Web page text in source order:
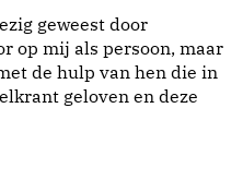
geweest door
op mij als persoon, maar
de hulp van hen die in
geloven en deze